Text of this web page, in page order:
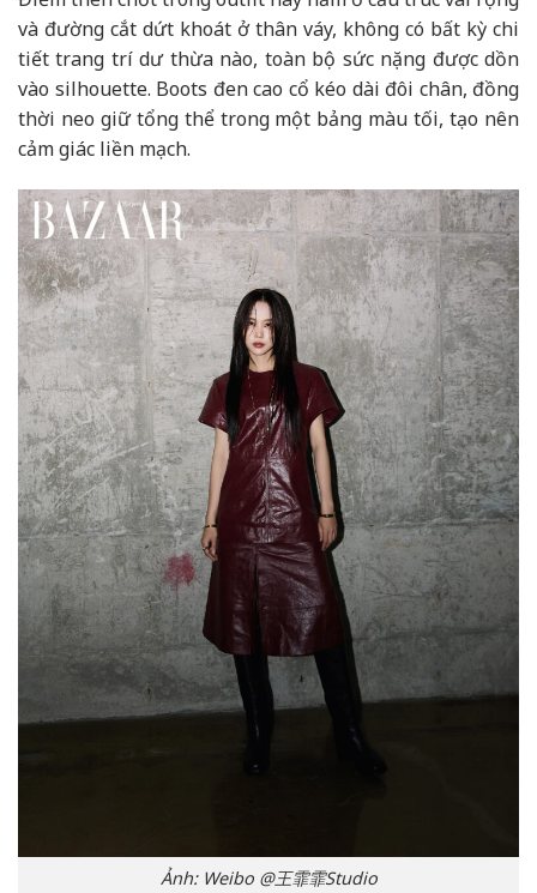
và đường cắt dứt khoát ở thân váy, không có bất kỳ chi
tiết trang trí dư thừa nào, toàn bộ sức nặng được dồn
vào silhouette. Boots đen cao cổ kéo dài đôi chân, đồng
thời neo giữ tổng thể trong một bảng màu tối, tạo nên
cảm giác liền mạch.
Ảnh: Weibo @王霏霏Studio